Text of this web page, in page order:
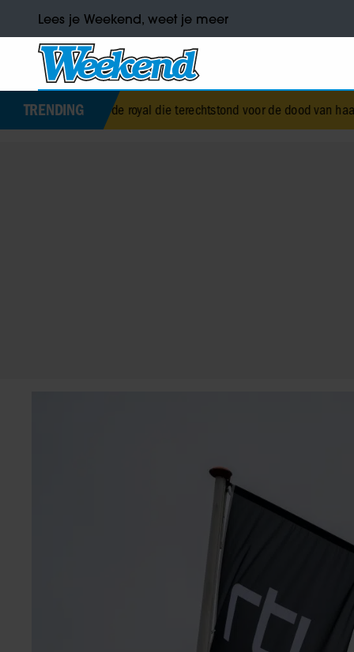
Lees je Weekend, weet je meer
TRENDING
de royal die terechtstond voor de dood van haar baby•Corry